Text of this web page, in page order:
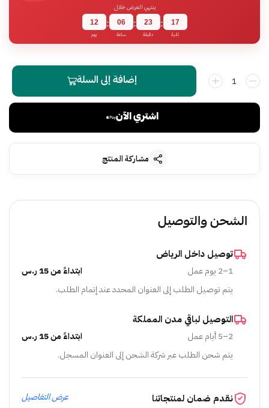
ينتهي العرض خلال
12
يوم
: 06
ساعة
: 23
دقيقة
: 16
ثانية
إضافة إلى السلة
اشتري الآن
مشاركة المنتج
الشحن والتوصيل
توصيل داخل الرياض
1–2 يوم عمل
ابتداءً من 15 ر.س
يتم توصيل الطلب إلى العنوان المحدد عند إتمام الطلب.
التوصيل لباقي مدن المملكة
2–5 أيام عمل
ابتداءً من 15 ر.س
يتم شحن الطلب عبر شركة الشحن إلى العنوان المسجل.
نقدم ضمان لمنتجاتنا عرض التفاصيل